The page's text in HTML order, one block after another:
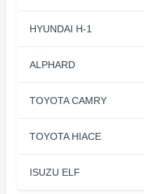
HYUNDAI H-1
ALPHARD
TOYOTA CAMRY
TOYOTA HIACE
ISUZU ELF